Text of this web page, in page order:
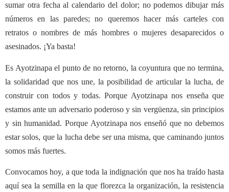
sumar otra fecha al calendario del dolor; no podemos dibujar más
números en las paredes; no queremos hacer más carteles con
retratos o nombres de más hombres o mujeres desaparecidos o
asesinados. ¡Ya basta!
Es Ayotzinapa el punto de no retorno, la coyuntura que no termina,
la solidaridad que nos une, la posibilidad de articular la lucha, de
construir con todos y todas. Porque Ayotzinapa nos enseña que
estamos ante un adversario poderoso y sin vergüenza, sin principios
y sin humanidad. Porque Ayotzinapa nos enseñó que no debemos
estar solos, que la lucha debe ser una misma, que caminando juntos
somos más fuertes.
Convocamos hoy, a que toda la indignación que nos ha traído hasta
aquí sea la semilla en la que florezca la organización, la resistencia